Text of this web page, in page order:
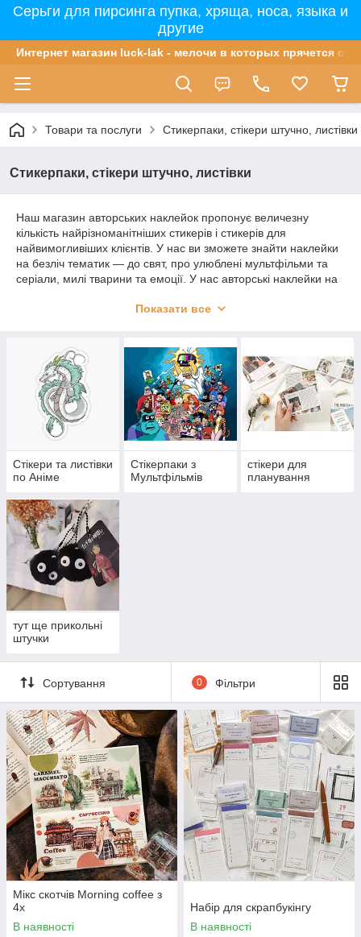
Серьги для пирсинга пупка, хряща, носа, языка и
другие
Интернет магазин luck-lak - мелочи в которых прячется
Товари та послуги Стикерпаки, стікери штучно, листівки
Стикерпаки, стікери штучно, листівки
Наш магазин авторських наклейок пропонує величезну
кількість найрізноманітніших стикерів і стикерів для
найвимогливіших клієнтів. У нас ви зможете знайти наклейки
на безліч тематик — до свят, про улюблені мультфільми та
серіали, милі тварини та емоції. У нас авторські наклейки на
ви підберете ідеальний варіант собі або на подарунок. Герої
Показати все
Стікери та листівки
по Аніме
Стікерпаки з
Мультфільмів
стікери для
планування
тут ще прикольні
штучки
Сортування 0 Фільтри
Мікс скотчів Morning coffee з
4х
В наявності
Набір для скрапбукінгу
В наявності